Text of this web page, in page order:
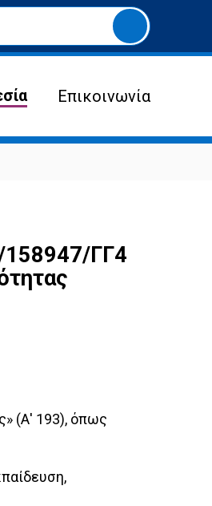
Yποβολή
αναζήτησης
Επικοινωνία
ΓΓ4
(Α' 193), όπως